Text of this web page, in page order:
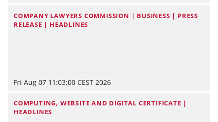
COMPANY LAWYERS COMMISSION | BUSINESS | PRESS
RELEASE | HEADLINES
Fri Aug 07 11:03:00 CEST 2026
COMPUTING, WEBSITE AND DIGITAL CERTIFICATE |
HEADLINES